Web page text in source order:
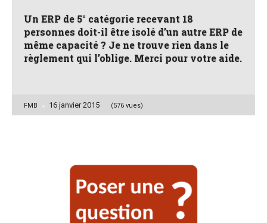
Un ERP de 5° catégorie recevant 18
personnes doit-il être isolé d’un autre ERP de
même capacité ? Je ne trouve rien dans le
règlement qui l’oblige. Merci pour votre aide.
Posted
FMB 16 janvier 2015 (576 vues)